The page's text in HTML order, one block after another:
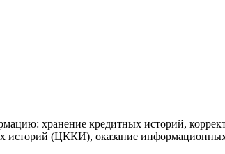
хранение кредитных историй,
историй (ЦККИ), оказание